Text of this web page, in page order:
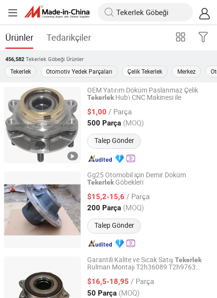
Ürünler Tedarikçiler
456,582 Tekerlek Göbeği Ürünler
Tekerlek Otomotiv Yedek Parçaları Çelik Tekerlek Merkez
OEM Yatırım Döküm Paslanmaz Çelik
TekerlekHub'ı CNC Makinesi ile
$1,00 / Parça
500 Parça (MOQ)
Talep Gönder
Qingdao Seger Industrial Co., Ltd.
Shandong, China Fiyat 2014
Gg25 Otomobil için Demir Döküm
TekerlekGöbekleri
$15,2-15,6 / Parça
200 Parça (MOQ)
Talep Gönder
Qingdao Seger Industrial Co., Ltd.
Shandong, China Fiyat 2014
Garantili Kalite ve Sıcak Satış Tekerlek
Rulman Montajı T2h36089 T2h9763
Hub Rulmanı Otomotiv Parçası Jaguar
için
$16,5-18,95 / Parça
50 Parça (MOQ)
Guangzhou Keya Machinery Co., Ltd.
Guangdong, China Fiyat 2025